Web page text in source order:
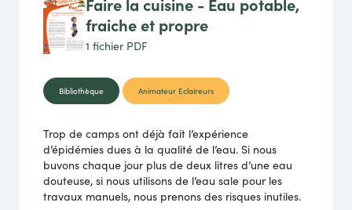
fraiche et propre
1 fichier PDF
Bibliothèque Animateur Eclaireurs
Trop de camps ont déjà fait l’expérience
d’épidémies dues à la qualité de l’eau. Si nous
buvons chaque jour plus de deux litres d’une eau
douteuse, si nous utilisons de l’eau sale pour les
travaux manuels, nous prenons des risques inutiles.